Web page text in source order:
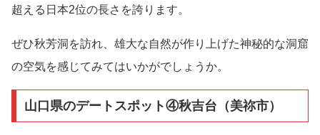
超える日本2位の長さを誇ります。
ぜひ秋芳洞を訪れ、雄大な自然が作り上げた神秘的な洞窟
の空気を感じてみてはいかがでしょうか。
山口県のデートスポット④秋吉台（美祢市）